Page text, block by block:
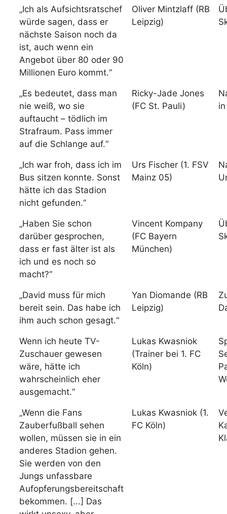
„Ich als Aufsichtsratschef
würde sagen, dass er
nächste Saison noch da
ist, auch wenn ein
Angebot über 80 oder 90
Millionen Euro kommt.“
Oliver Mintzlaff (RB
Leipzig)
„Es bedeutet, dass man
nie weiß, wo sie
auftaucht – tödlich im
Strafraum. Pass immer
auf die Schlange auf.“
Ricky-Jade Jones
(FC St. Pauli)
„Ich war froh, dass ich im
Bus sitzen konnte. Sonst
hätte ich das Stadion
nicht gefunden.“
Urs Fischer (1. FSV
Mainz 05)
„Haben Sie schon
darüber gesprochen,
dass er fast älter ist als
ich und es noch so
macht?“
Vincent Kompany
(FC Bayern
München)
„David muss für mich
bereit sein. Das habe ich
ihm auch schon gesagt.“
Yan Diomande (RB
Leipzig)
Wenn ich heute TV-
Zuschauer gewesen
wäre, hätte ich
wahrscheinlich eher
ausgemacht.“
Lukas Kwasniok
(Trainer bei 1. FC
Köln)
„Wenn die Fans
Zauberfußball sehen
wollen, müssen sie in ein
anderes Stadion gehen.
Sie werden von den
Jungs unfassbare
Aufopferungsbereitschaft
bekommen. [...] Das
Lukas Kwasniok (1.
FC Köln)